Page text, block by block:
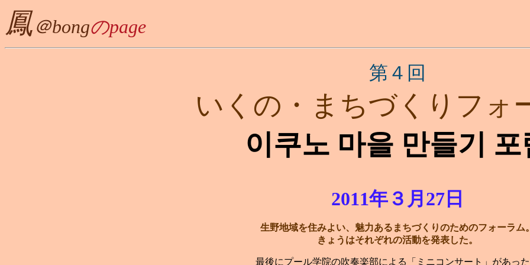
鳳＠bongのpage
第４回
いくの・まちづくりフォ
이쿠노 마을 만들기 포
2011年３月27日
生野地域を住みよい、魅力あるまちづくりのためのフォーラム。
きょうはそれぞれの活動を発表した。
最後にプール学院の吹奏楽部による「ミニコンサート」があった